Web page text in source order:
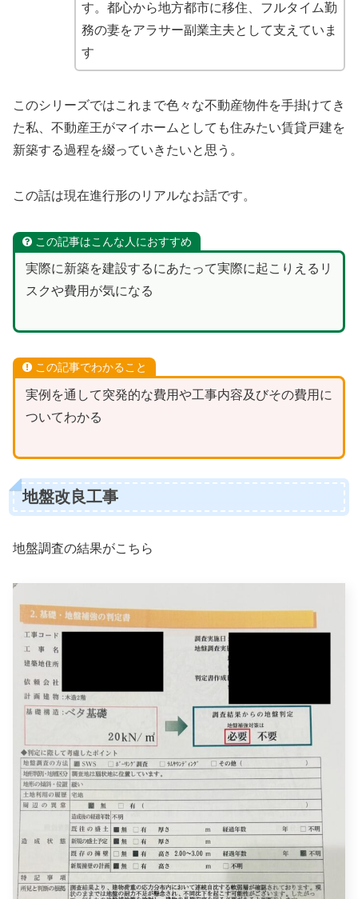
す。都心から地方都市に移住、フルタイム勤
務の妻をアラサー副業主夫として支えていま
す
このシリーズではこれまで色々な不動産物件を手掛けてき
た私、不動産王がマイホームとしても住みたい賃貸戸建を
新築する過程を綴っていきたいと思う。
この話は現在進行形のリアルなお話です。
この記事はこんな人におすすめ
実際に新築を建設するにあたって実際に起こりえるリ
スクや費用が気になる
この記事でわかること
実例を通して突発的な費用や工事内容及びその費用に
ついてわかる
地盤改良工事
地盤調査の結果がこちら